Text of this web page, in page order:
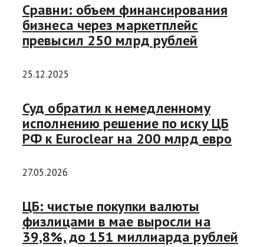
Сравни: объем финансирования
бизнеса через маркетплейс
превысил 250 млрд рублей
25.12.2025
Суд обратил к немедленному
исполнению решение по иску ЦБ
РФ к Euroclear на 200 млрд евро
27.05.2026
ЦБ: чистые покупки валюты
физлицами в мае выросли на
39,8%, до 151 миллиарда рублей